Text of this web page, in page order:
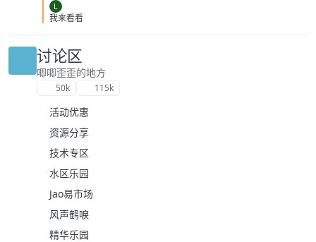
L
我来看看
讨论区
唧唧歪歪的地方
50k 115k
活动优惠
资源分享
技术专区
水区乐园
Jao易市场
风声鹤唳
精华乐园